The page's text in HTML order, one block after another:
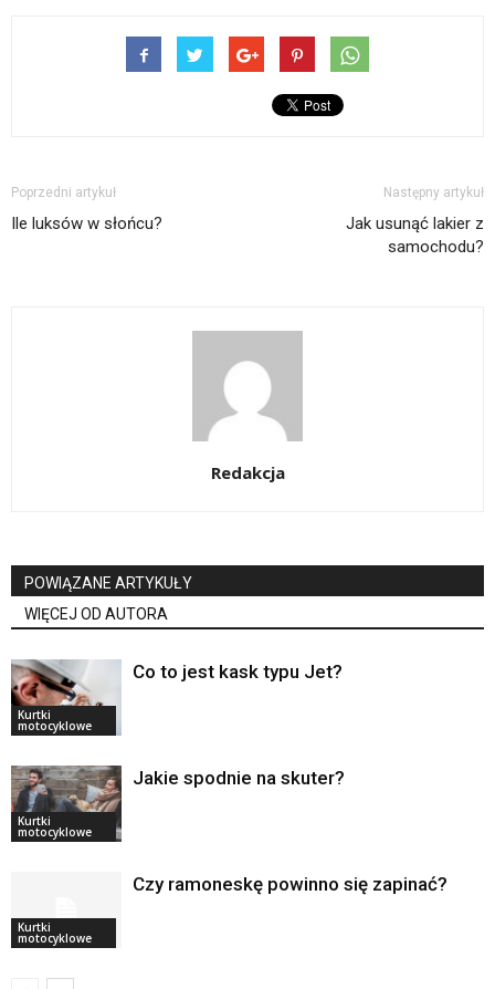
Poprzedni artykuł
Ile luksów w słońcu?
Następny artykuł
Jak usunąć lakier z
samochodu?
Redakcja
POWIĄZANE ARTYKUŁY
WIĘCEJ OD AUTORA
Kurtki
motocyklowe
Co to jest kask typu Jet?
Kurtki
motocyklowe
Jakie spodnie na skuter?
Kurtki
motocyklowe
Czy ramoneskę powinno się zapinać?